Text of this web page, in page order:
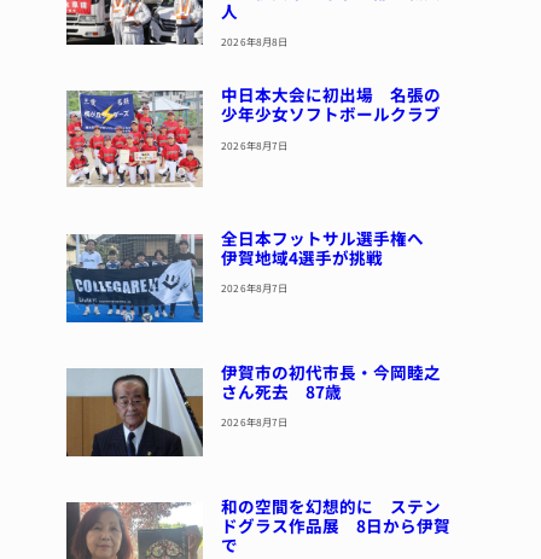
人
2026年8月8日
中日本大会に初出場 名張の
少年少女ソフトボールクラブ
2026年8月7日
全日本フットサル選手権へ
伊賀地域4選手が挑戦
2026年8月7日
伊賀市の初代市長・今岡睦之
さん死去 87歳
2026年8月7日
和の空間を幻想的に ステン
ドグラス作品展 8日から伊賀
で